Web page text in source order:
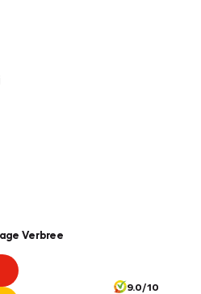
Verbree
9.0/10